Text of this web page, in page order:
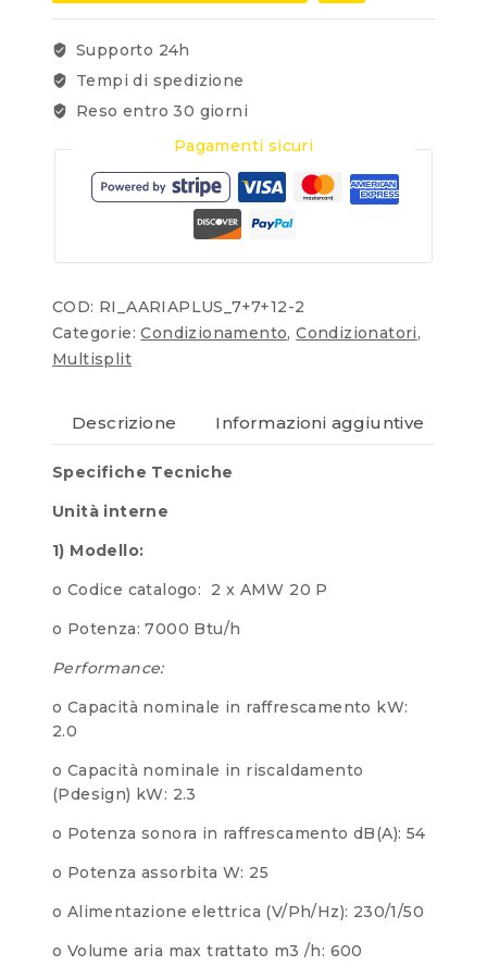
Supporto 24h
Tempi di spedizione
Reso entro 30 giorni
Pagamenti sicuri
COD: RI_AARIAPLUS_7+7+12-2
Categorie:Condizionamento,Condizionatori,
Multisplit
Descrizione Informazioni aggiuntive
Specifiche Tecniche
Unità interne
1) Modello:
o Codice catalogo: 2 x AMW 20 P
o Potenza: 7000 Btu/h
Performance:
o Capacità nominale in raffrescamento kW:
2.0
o Capacità nominale in riscaldamento
(Pdesign) kW: 2.3
o Potenza sonora in raffrescamento dB(A): 54
o Potenza assorbita W: 25
o Alimentazione elettrica (V/Ph/Hz): 230/1/50
o Volume aria max trattato m3 /h: 600